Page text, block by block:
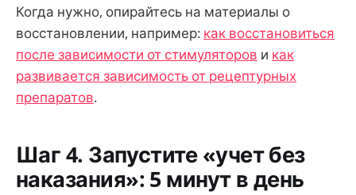
Когда нужно, опирайтесь на материалы о
восстановлении, например: как восстановиться
после зависимости от стимуляторов и как
развивается зависимость от рецептурных
препаратов.
Шаг 4. Запустите «учет без
наказания»: 5 минут в день